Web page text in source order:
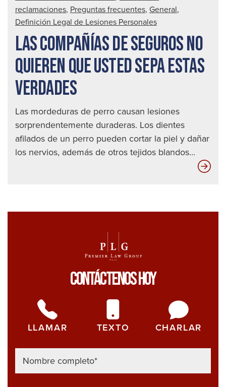
reclamaciones, Preguntas frecuentes, General,
Definición Legal de Lesiones Personales
LAS COMPAÑÍAS DE SEGUROS NO
QUIEREN QUE USTED SEPA ESTAS
VERDADES
Las mordeduras de perro causan lesiones
sorprendentemente duraderas. Los dientes
afilados de un perro pueden cortar la piel y dañar
los nervios, además de otros tejidos blandos...
Las
Contáctenos Hoy
LLAMAR TEXTO CHARLAR